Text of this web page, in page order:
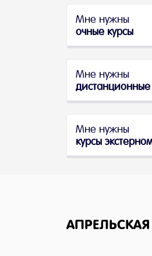
Мне нужны
очные курсы
Мне нужны
дистанционные
Мне нужны
курсы